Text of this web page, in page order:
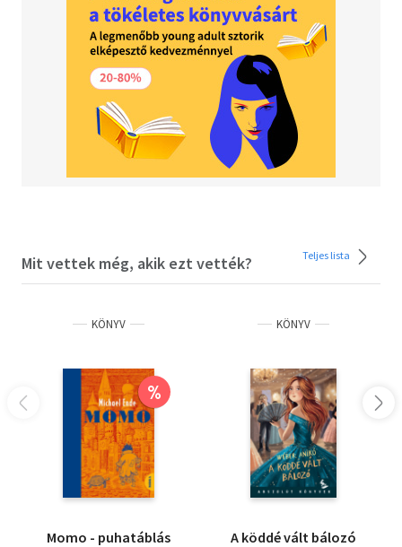
Mit vettek még, akik ezt vették? Teljes lista
KÖNYV
%
Momo - puhatáblás
KÖNYV
A köddé vált bálozó